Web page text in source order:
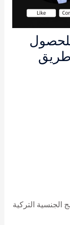
طريق
الجنسية التركية